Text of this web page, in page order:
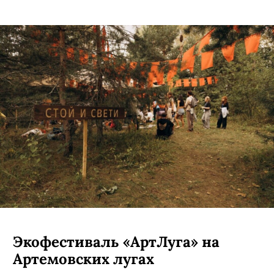
Экофестиваль «АртЛуга» на
Артемовских лугах